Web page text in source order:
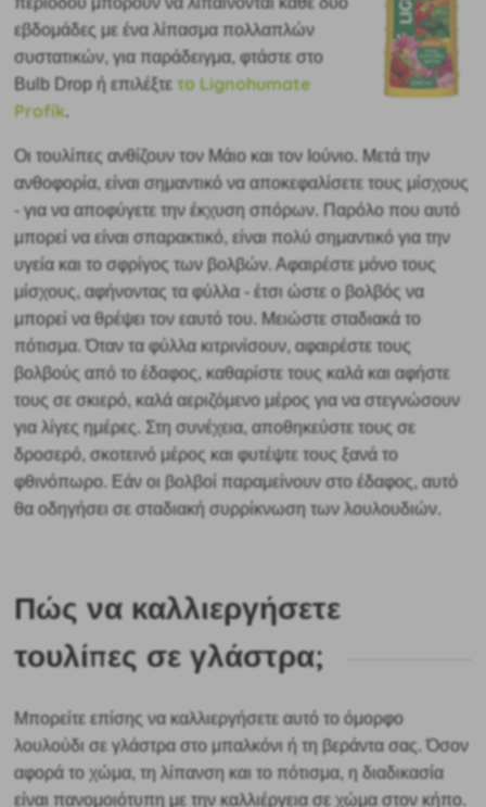
εβδομάδες με ένα λίπασμα πολλαπλών
συστατικών, για παράδειγμα, φτάστε στο
Bulb Drop ή επιλέξτετο Lignohumate
Profík.
Οι τουλίπες ανθίζουν τον Μάιο και τον Ιούνιο. Μετά την
ανθοφορία, είναι σημαντικό να αποκεφαλίσετε τους μίσχους
- για να αποφύγετε την έκχυση σπόρων. Παρόλο που αυτό
μπορεί να είναι σπαρακτικό, είναι πολύ σημαντικό για την
υγεία και το σφρίγος των βολβών. Αφαιρέστε μόνο τους
μίσχους, αφήνοντας τα φύλλα - έτσι ώστε ο βολβός να
μπορεί να θρέψει τον εαυτό του. Μειώστε σταδιακά το
πότισμα. Όταν τα φύλλα κιτρινίσουν, αφαιρέστε τους
βολβούς από το έδαφος, καθαρίστε τους καλά και αφήστε
τους σε σκιερό, καλά αεριζόμενο μέρος για να στεγνώσουν
για λίγες ημέρες. Στη συνέχεια, αποθηκεύστε τους σε
δροσερό, σκοτεινό μέρος και φυτέψτε τους ξανά το
φθινόπωρο. Εάν οι βολβοί παραμείνουν στο έδαφος, αυτό
θα οδηγήσει σε σταδιακή συρρίκνωση των λουλουδιών.
Πώς να καλλιεργήσετε
τουλίπες σε γλάστρα;
Μπορείτε επίσης να καλλιεργήσετε αυτό το όμορφο
λουλούδι σε γλάστρα στο μπαλκόνι ή τη βεράντα σας. Όσον
αφορά το χώμα, τη λίπανση και το πότισμα,η διαδικασία
είναι πανομοιότυπη με την καλλιέργεια σε χώμα στον κήπο.